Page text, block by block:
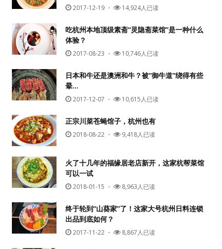
2017-12-19 ・ 14,924人已读
吃杭州本地顶级素斋“灵隐斋菜馆”是一种什么
体验？
2017-08-23 ・ 10,746人已读
日本和牛还是澳洲和牛？被“御牛道”绕得有些
晕…
2017-12-07 ・ 10,615人已读
正宗川菜苍蝇馆子，杭州也有
2018-08-22 ・ 9,418人已读
火了十几年的福缘居老店新开，这家杭帮菜馆
可以一试
2018-01-15 ・ 8,963人已读
终于轮到“山葵家”了！这家大号杭州日料连锁
出品到底如何？
2017-11-22 ・ 8,867人已读